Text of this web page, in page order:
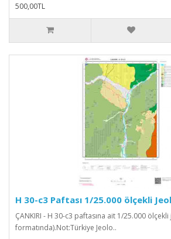
500,00TL
H 30-c3 Paftası 1/25.000 ölçekli
ÇANKIRI - H 30-c3 paftasına ait 1/25.000 ölçekli
formatında).Not:Türkiye Jeolo..